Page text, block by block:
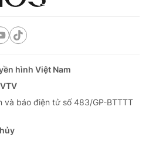
hình Việt Nam
và báo điện tử số 483/GP-BTTTT